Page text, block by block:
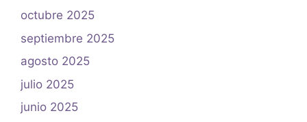
octubre 2025
septiembre 2025
agosto 2025
julio 2025
junio 2025